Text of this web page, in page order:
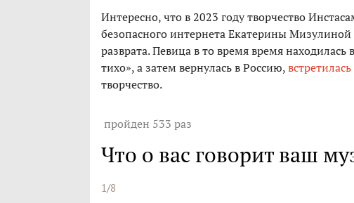
Интересно, что в 2023 году творчество
безопасного интернета Екатерины
разврата. Певица в то время время
тихо», а затем вернулась в Россию,встретилась
творчество.
пройден 533 раз
Что о вас говорит ваш
1/8